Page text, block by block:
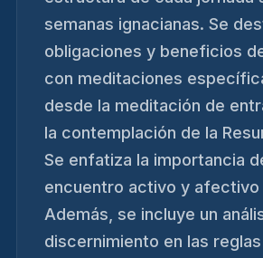
semanas ignacianas. Se
obligaciones y beneficios
con meditaciones
desde la meditación de
la contemplación de la
Se enfatiza la importancia
encuentro activo y afectivo
Además, se incluye un
discernimiento en las